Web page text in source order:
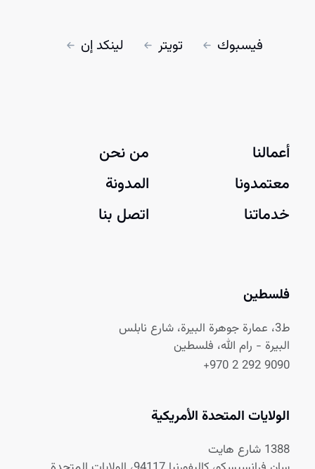
فيسبوك تويتر لينكد إن
أعمالنا
معتمدونا
خدماتنا
من نحن
المدونة
اتصل بنا
فلسطين
ط3، عمارة جوهرة البيرة، شارع نابلس
البيرة - رام الله، فلسطين
+970 2 292 9090
الولايات المتحدة الأمريكية
1388 شارع هايت